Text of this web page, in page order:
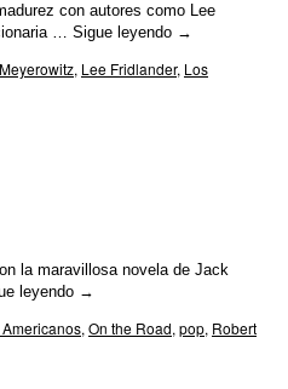
con autores como Lee
… Sigue leyendo →
, Lee Fridlander, Los
la maravillosa novela de Jack
leyendo →
, On the Road, pop, Robert